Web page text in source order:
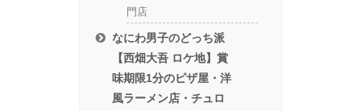
門店
なにわ男子のどっち派
【西畑大吾 ロケ地】賞
味期限1分のピザ屋・洋
風ラーメン店・チュロ